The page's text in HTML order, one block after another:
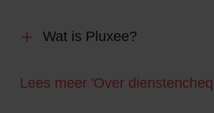
Wat is Pluxee?
Lees meer 'Over